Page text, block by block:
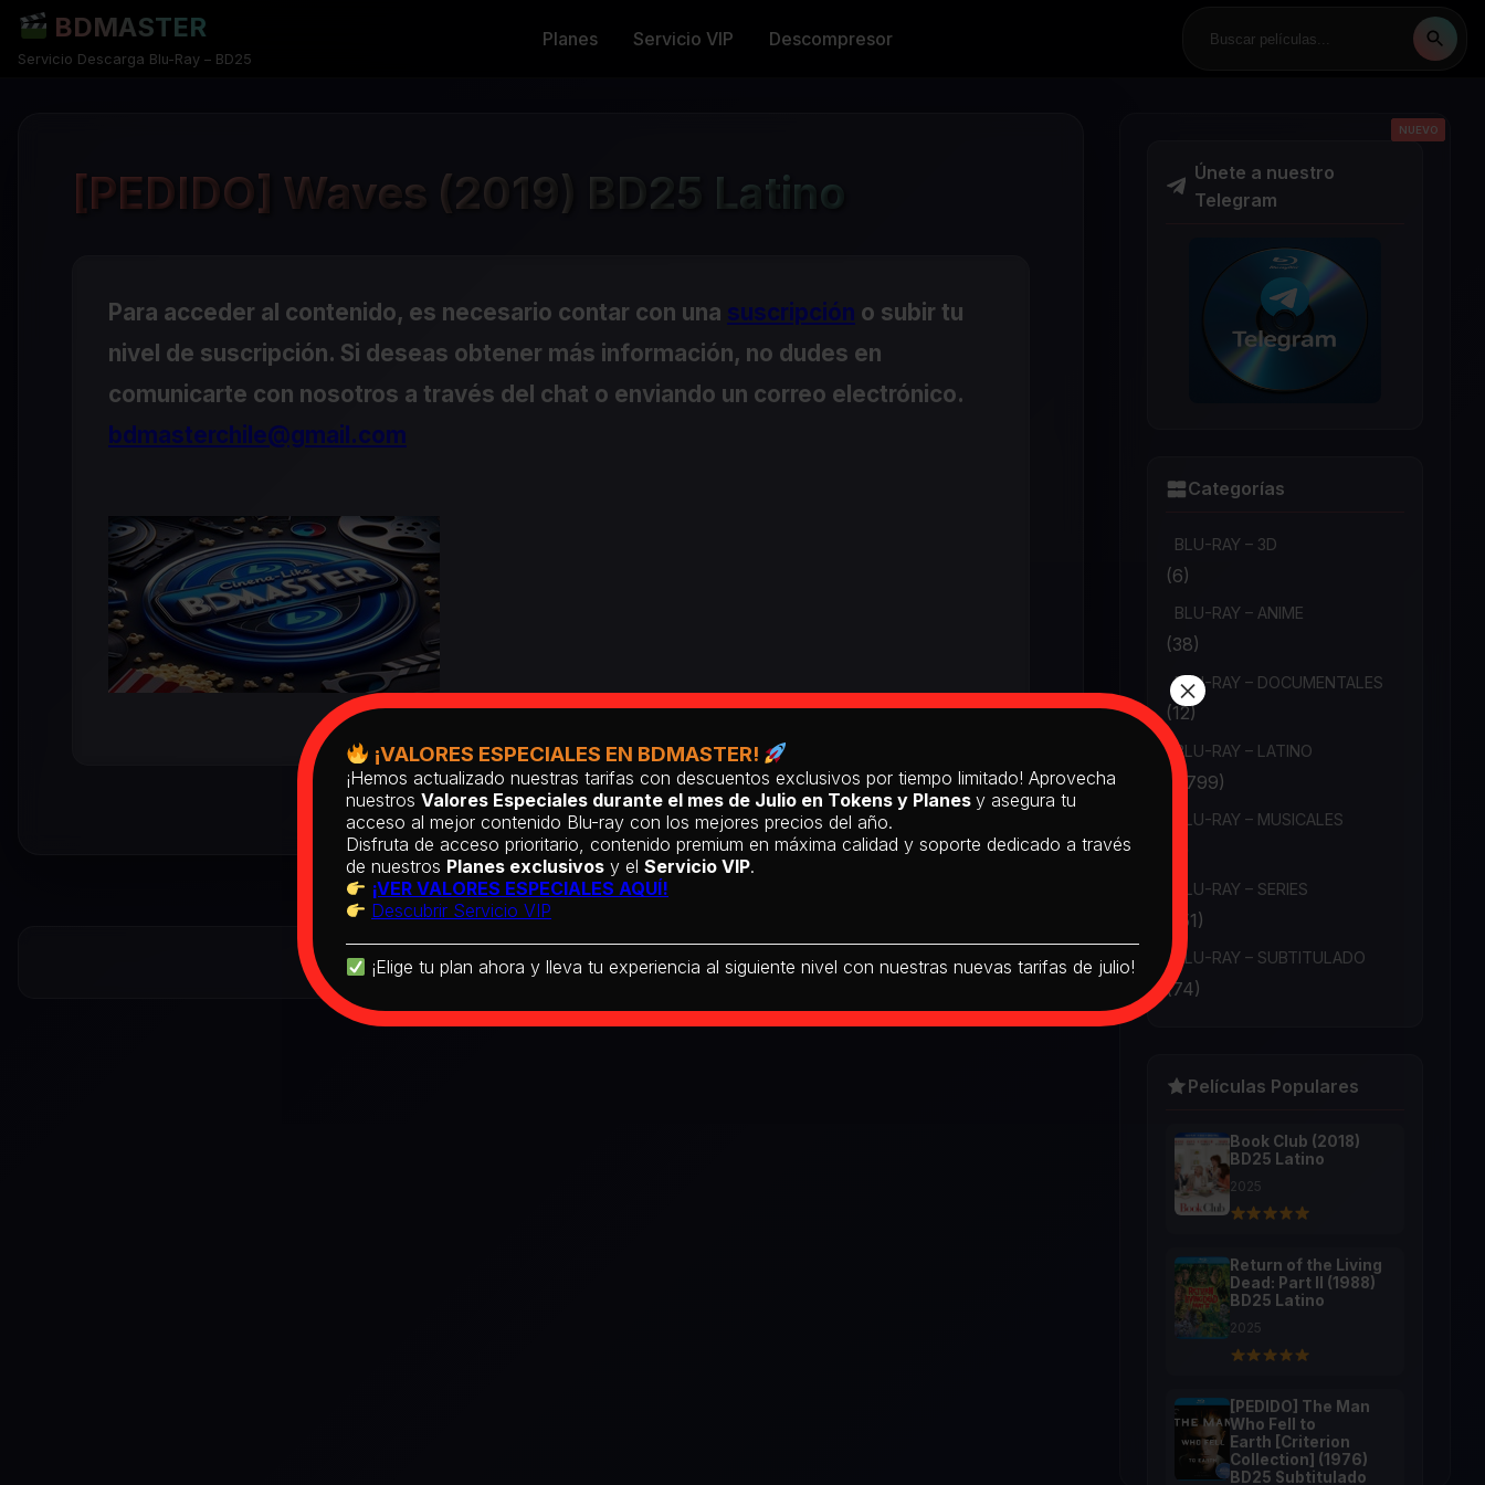
BDMASTER
Servicio Descarga Blu-Ray – BD25
Planes Servicio VIP Descompresor
[PEDIDO] Waves (2019) BD25 Latino
Para acceder al contenido, es necesario contar con una suscripción o subir tu
nivel de suscripción. Si deseas obtener más información, no dudes en
comunicarte con nosotros a través del chat o enviando un correo electrónico.
bdmasterchile@gmail.com
Únete a nuestro
Telegram
Categorías
BLU-RAY – 3D
(6)
BLU-RAY – ANIME
(38)
BLU-RAY – DOCUMENTALES
(12)
BLU-RAY – LATINO
(1,799)
BLU-RAY – MUSICALES
BLU-RAY – SERIES
(151)
BLU-RAY – SUBTITULADO
(74)
Películas Populares
Book Club (2018)
BD25 Latino
2025
Return of the Living
Dead: Part II (1988)
BD25 Latino
2025
[PEDIDO] The Man
Who Fell to
Earth [Criterion
Collection] (1976)
BD25 Subtitulado
NUEVO
NUEVO
NUEVO
NUEVO
NUEVO
¡VALORES ESPECIALES EN BDMASTER!
¡Hemos actualizado nuestras tarifas con descuentos exclusivos por tiempo limitado! Aprovecha
nuestros Valores Especiales durante el mes de Julio en Tokens y Planes y asegura tu
acceso al mejor contenido Blu-ray con los mejores precios del año.
Disfruta de acceso prioritario, contenido premium en máxima calidad y soporte dedicado a través
de nuestros Planes exclusivosy el Servicio VIP.
¡VER VALORES ESPECIALES AQUÍ!
Descubrir Servicio VIP
¡Elige tu plan ahora y lleva tu experiencia al siguiente nivel con nuestras nuevas tarifas de julio!
×